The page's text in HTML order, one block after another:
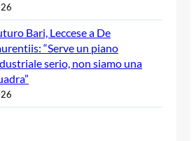
Bari, Leccese a De
“Serve un piano
serio, non siamo una